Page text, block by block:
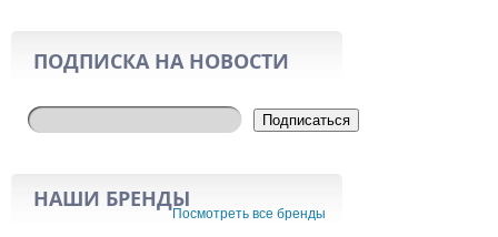
ПОДПИСКА НА НОВОСТИ
Подписаться
НАШИ БРЕНДЫ
Посмотреть все бренды